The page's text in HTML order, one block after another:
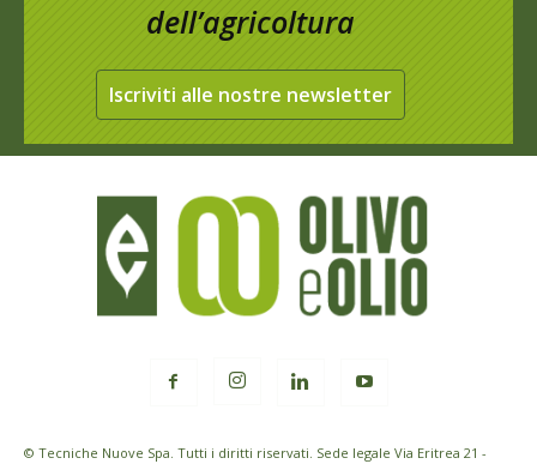
dell’agricoltura
Iscriviti alle nostre newsletter
© Tecniche Nuove Spa. Tutti i diritti riservati. Sede legale Via Eritrea 21 -